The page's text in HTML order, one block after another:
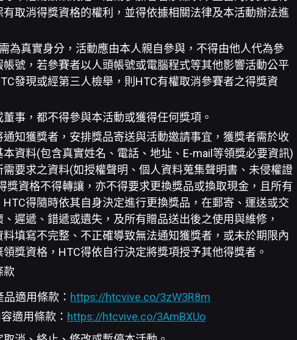
取消得獎資格的權利，並得依據相關法律及本活動辦法進
為真實身分，活動應由本人親自參與，不得由他人代為參
號，若參賽者以人頭帳號或電腦程式等其他影響活動公平
發現或經第三人檢舉，則HTC有權取消參賽者之得獎資
事，都不得參與本活動或獲得任何獎項。
知獲獎者，安排獎品寄送與活動邀請事宜，獲獎者需於收
資料(包含真實姓名、電話、地址、E-mail等領獎必要資訊)
要求之資料(如授權聲明、個人資料蒐集聲明書、未侵權證
獎資格不得轉讓，亦不得要求更換獎品或換取現金，且所有
得隨時依其自身決定進行更換獎品，在郵寄、運送或交
遲遞、錯遞或遺失，及所有贈品送出後之使用與維修，
填寫不完整、不正確導致無法通知獲獎者，或未於期限內
獎資格，HTC得依自行決定將獎項授予其他得獎者。
款
品適用條款： https://htcvive.co/3zW3R8m
適用條款： https://htcvive.co/3AmBXUo